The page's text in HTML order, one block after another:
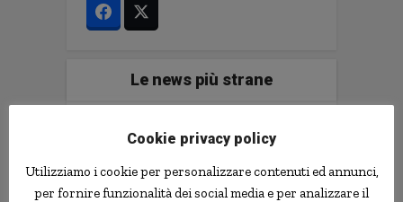
Le news più strane
vi racconta le notizie più incredibili, strane,
curiose e divertenti: fatti imbarazzanti,
ladri imbranati, prodotti assurdi, ricerche
Cookie privacy policy
Utilizziamo i cookie per personalizzare contenuti ed annunci,
per fornire funzionalità dei social media e per analizzare il